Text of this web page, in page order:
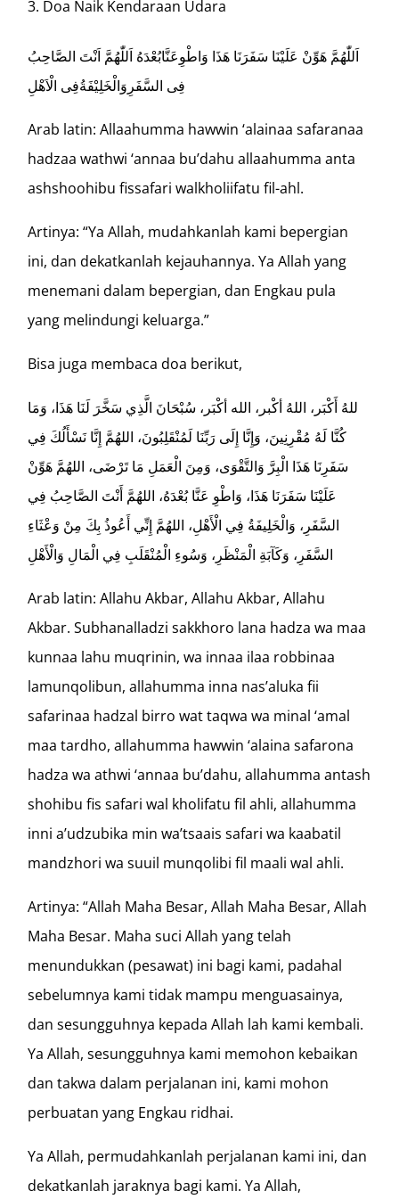
Doa Naik Kendaraan Udara
اَللّٰهُمَّ هَوِّنْ عَلَيْنَا سَفَرَنَا هَذَا وَاطْوِعَنَّابُعْدَهُ اَللّٰهُمَّ اَنْتَ الصَّاحِبُ
فِى السَّفَرِوَالْخَلِيْفَةُفِى الْاَهْلِ
Arab latin: Allaahumma hawwin ‘alainaa safaranaa
hadzaa wathwi ‘annaa bu’dahu allaahumma anta
ashshoohibu fissafari walkholiifatu fil-ahl.
Artinya: “Ya Allah, mudahkanlah kami bepergian
ini, dan dekatkanlah kejauhannya. Ya Allah yang
menemani dalam bepergian, dan Engkau pula
yang melindungi keluarga.”
Bisa juga membaca doa berikut,
للهُ أَكْبَر، اللهُ أكْبر، الله أكْبَر، سُبْحَانَ الَّذِي سَخَّرَ لَنَا هَذَا، وَمَا
كُنَّا لَهُ مُقْرِنِينَ، وَإِنَّا إِلَى رَبِّنَا لَمُنْقَلِبُونَ، اللهُمَّ إِنَّا نَسْأَلُكَ فِي
سَفَرِنَا هَذَا الْبِرَّ وَالتَّقْوَى، وَمِنَ الْعَمَلِ مَا تَرْضَى، اللهُمَّ هَوِّنْ
عَلَيْنَا سَفَرَنَا هَذَا، وَاطْوِ عَنَّا بُعْدَهُ، اللهُمَّ أَنْتَ الصَّاحِبُ فِي
السَّفَرِ، وَالْخَلِيفَةُ فِي الْأَهْلِ، اللهُمَّ إِنِّي أَعُوذُ بِكَ مِنْ وَعْثَاءِ
السَّفَرِ، وَكَآبَةِ الْمَنْظَرِ، وَسُوءِ الْمُنْقَلَبِ فِي الْمَالِ وَالْأَهْلِ
Arab latin: Allahu Akbar, Allahu Akbar, Allahu
Akbar. Subhanalladzi sakkhoro lana hadza wa maa
kunnaa lahu muqrinin, wa innaa ilaa robbinaa
lamunqolibun, allahumma inna nas’aluka fii
safarinaa hadzal birro wat taqwa wa minal ‘amal
maa tardho, allahumma hawwin ‘alaina safarona
hadza wa athwi ‘annaa bu’dahu, allahumma antash
shohibu fis safari wal kholifatu fil ahli, allahumma
inni a’udzubika min wa’tsaais safari wa kaabatil
mandzhori wa suuil munqolibi fil maali wal ahli.
Artinya: “Allah Maha Besar, Allah Maha Besar, Allah
Maha Besar. Maha suci Allah yang telah
menundukkan (pesawat) ini bagi kami, padahal
sebelumnya kami tidak mampu menguasainya,
dan sesungguhnya kepada Allah lah kami kembali.
Ya Allah, sesungguhnya kami memohon kebaikan
dan takwa dalam perjalanan ini, kami mohon
perbuatan yang Engkau ridhai.
Ya Allah, permudahkanlah perjalanan kami ini, dan
dekatkanlah jaraknya bagi kami. Ya Allah,